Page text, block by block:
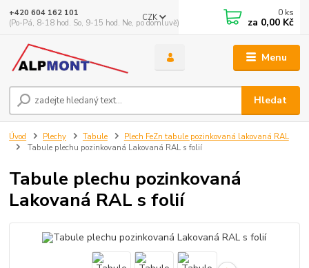
Menu
CZK
Hledat
+420 604 162 101
(Po-Pá, 8-18 hod. So, 9-15 hod. Ne, po domluvě)
0 ks
za 0,00 Kč
Úvod Plechy Tabule
Plech FeZn tabule pozinkovaná lakovaná RAL
Tabule plechu pozinkovaná Lakovaná RAL s folií
Tabule plechu pozinkovaná
Lakovaná RAL s folií